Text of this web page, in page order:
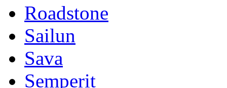
Roadstone
Sailun
Sava
Semperit